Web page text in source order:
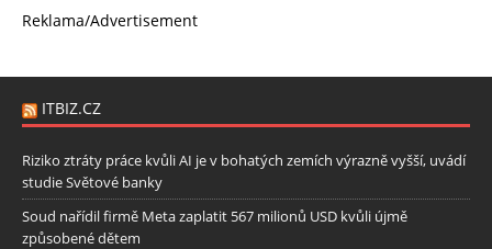
Reklama/Advertisement
ITBIZ.CZ
Riziko ztráty práce kvůli AI je v bohatých zemích výrazně vyšší, uvádí
studie Světové banky
Soud nařídil firmě Meta zaplatit 567 milionů USD kvůli újmě
způsobené dětem